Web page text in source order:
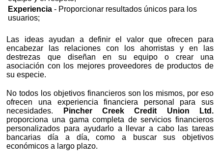
Experiencia - Proporcionar resultados únicos para los
usuarios;
Las ideas ayudan a definir el valor que ofrecen para
encabezar las relaciones con los ahorristas y en las
destrezas que diseñan en su equipo o crear una
asociación con los mejores proveedores de productos de
su especie.
No todos los objetivos financieros son los mismos, por eso
ofrecen una experiencia financiera personal para sus
necesidades.
Pincher Creek Credit Union Ltd.
proporciona una gama completa de servicios financieros
personalizados para ayudarlo a llevar a cabo las tareas
bancarias día a día, como a buscar sus objetivos
económicos a largo plazo.